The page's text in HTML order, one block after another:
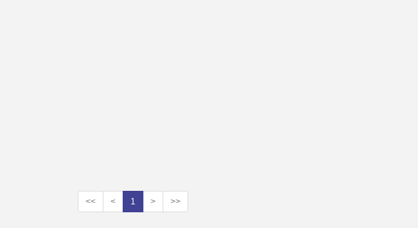
<< < 1 > >>